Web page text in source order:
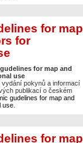
for map
for
for map and
use
pokynů a informací
publikací o českém
gudelines for map and
for map